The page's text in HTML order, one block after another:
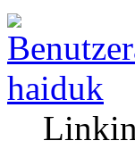
haiduk